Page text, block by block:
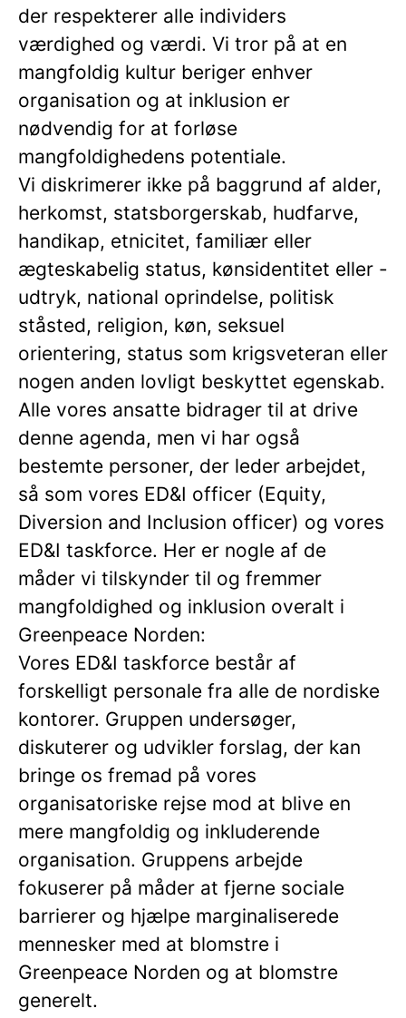
der respekterer alle individers
værdighed og værdi. Vi tror på at en
mangfoldig kultur beriger enhver
organisation og at inklusion er
nødvendig for at forløse
mangfoldighedens potentiale.
Vi diskrimerer ikke på baggrund af alder,
herkomst, statsborgerskab, hudfarve,
handikap, etnicitet, familiær eller
ægteskabelig status, kønsidentitet eller -
udtryk, national oprindelse, politisk
ståsted, religion, køn, seksuel
orientering, status som krigsveteran eller
nogen anden lovligt beskyttet egenskab.
Alle vores ansatte bidrager til at drive
denne agenda, men vi har også
bestemte personer, der leder arbejdet,
så som vores ED&I officer (Equity,
Diversion and Inclusion officer) og vores
ED&I taskforce. Her er nogle af de
måder vi tilskynder til og fremmer
mangfoldighed og inklusion overalt i
Greenpeace Norden:
Vores ED&I taskforce består af
forskelligt personale fra alle de nordiske
kontorer. Gruppen undersøger,
diskuterer og udvikler forslag, der kan
bringe os fremad på vores
organisatoriske rejse mod at blive en
mere mangfoldig og inkluderende
organisation. Gruppens arbejde
fokuserer på måder at fjerne sociale
barrierer og hjælpe marginaliserede
mennesker med at blomstre i
Greenpeace Norden og at blomstre
generelt.